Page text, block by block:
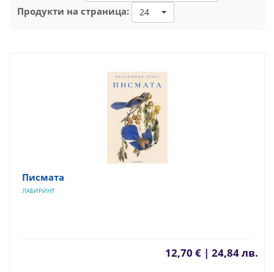
Продукти на страница: 24
Писмата
ЛАБИРИНТ
12,70 € | 24,84 лв.